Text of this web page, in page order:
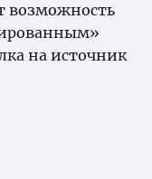
возможность
на источник